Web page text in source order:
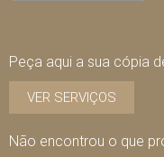
Peça aqui a sua cópia
VER SERVIÇOS
Não encontrou o que